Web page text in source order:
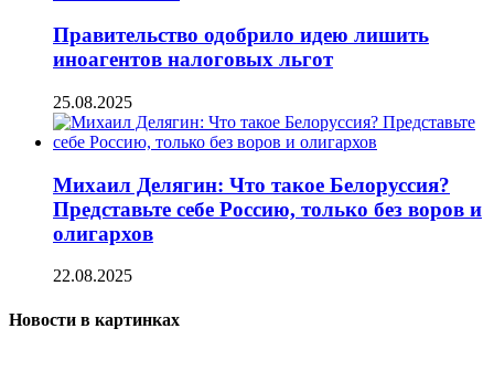
Правительство одобрило идею лишить
иноагентов налоговых льгот
25.08.2025
Михаил Делягин: Что такое Белоруссия?
Представьте себе Россию, только без воров и
олигархов
22.08.2025
Новости в картинках